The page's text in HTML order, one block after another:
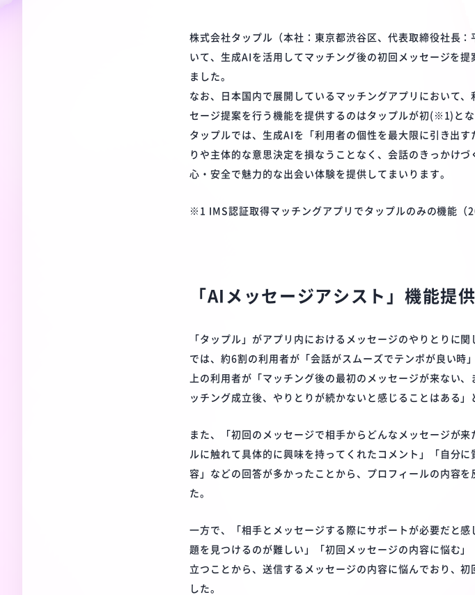
株式会社タップル（本社：東京都渋谷区、代表取締役社長
いて、生成AIを活用してマッチング後の初回メッセージを
ました。
なお、日本国内で展開しているマッチングアプリにおいて
セージ提案を行う機能を提供するのはタップルが初(※1)とな
タップルでは、生成AIを「利用者の個性を最大限に引き出
りや主体的な意思決定を損なうことなく、会話のきっかけ
心・安全で魅力的な出会い体験を提供してまいります。
※1 IMS認証取得マッチングアプリでタップルのみの機能（
「AIメッセージアシスト」機能提
「タップル」がアプリ内におけるメッセージのやりとりに
では、約6割の利用者が「会話がスムーズでテンポが良い時
上の利用者が「マッチング後の最初のメッセージが来ない
ッチング成立後、やりとりが続かないと感じることはある」
また、「初回のメッセージで相手からどんなメッセージが
ルに触れて具体的に興味を持ってくれたコメント」「自分
容」などの回答が多かったことから、プロフィールの内容
た。
一方で、「相手とメッセージする際にサポートが必要だと
題を見つけるのが難しい」「初回メッセージの内容に悩む
立つことから、送信するメッセージの内容に悩んでおり、
した。